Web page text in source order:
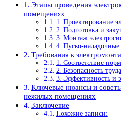
Этапы проведения
помещениях
1. Проектирование
2. Подготовка и
3. Монтаж
4. Пуско-наладочные
Требования к
1. Соответствие
2. Безопасность
3. Эффективность и
Ключевые нюансы и
нежилых помещениях
Заключение
Похожие записи: